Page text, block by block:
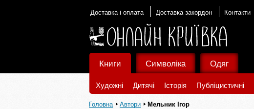
Доставка і оплата Доставка закордон Контакти
Книги
Художні Дитячі Історія Публіцистичні
Символіка Одяг
Головна Автори Мельник Ігор